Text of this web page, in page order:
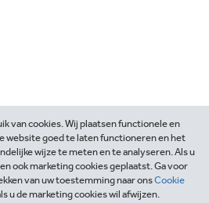
van cookies. Wij plaatsen functionele en
website goed te laten functioneren en het
wijze te meten en te analyseren. Als u
ook marketing cookies geplaatst. Ga voor
van uw toestemming naar onsCookie
u de marketing cookies wil afwijzen.